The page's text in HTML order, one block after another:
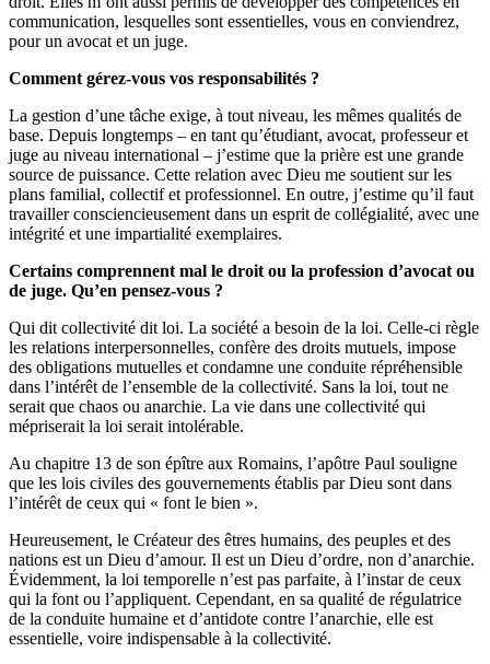
communication, lesquelles sont essentielles, vous en conviendrez,
pour un avocat et un juge.
Comment gérez-vous vos responsabilités ?
La gestion d’une tâche exige, à tout niveau, les mêmes qualités de
base. Depuis longtemps – en tant qu’étudiant, avocat, professeur et
juge au niveau international – j’estime que la prière est une grande
source de puissance. Cette relation avec Dieu me soutient sur les
plans familial, collectif et professionnel. En outre, j’estime qu’il faut
travailler consciencieusement dans un esprit de collégialité, avec une
intégrité et une impartialité exemplaires.
Certains comprennent mal le droit ou la profession d’avocat ou
de juge. Qu’en pensez-vous ?
Qui dit collectivité dit loi. La société a besoin de la loi. Celle-ci règle
les relations interpersonnelles, confère des droits mutuels, impose
des obligations mutuelles et condamne une conduite répréhensible
dans l’intérêt de l’ensemble de la collectivité. Sans la loi, tout ne
serait que chaos ou anarchie. La vie dans une collectivité qui
mépriserait la loi serait intolérable.
Au chapitre 13 de son épître aux Romains, l’apôtre Paul souligne
que les lois civiles des gouvernements établis par Dieu sont dans
l’intérêt de ceux qui « font le bien ».
Heureusement, le Créateur des êtres humains, des peuples et des
nations est un Dieu d’amour. Il est un Dieu d’ordre, non d’anarchie.
Évidemment, la loi temporelle n’est pas parfaite, à l’instar de ceux
qui la font ou l’appliquent. Cependant, en sa qualité de régulatrice
de la conduite humaine et d’antidote contre l’anarchie, elle est
essentielle, voire indispensable à la collectivité.